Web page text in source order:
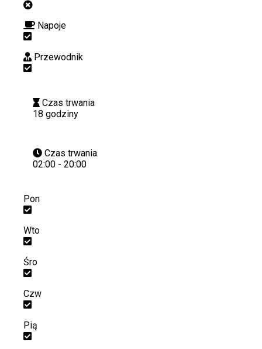
Napoje
Przewodnik
Czas trwania
18 godziny
Czas trwania
02:00 - 20:00
Pon
Wto
Śro
Czw
Pią